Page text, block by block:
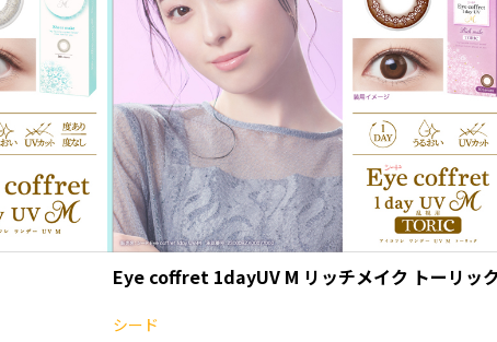
Eye coffret 1dayUV M リッチメイク トーリッ
シード